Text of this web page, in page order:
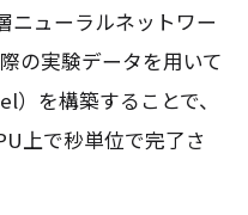
ニューラルネットワー
の実験データを用いて
を構築することで、
上で秒単位で完了さ